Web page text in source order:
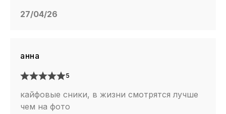
27/04/26
анна
5
кайфовые сники, в жизни смотрятся лучше
чем на фото